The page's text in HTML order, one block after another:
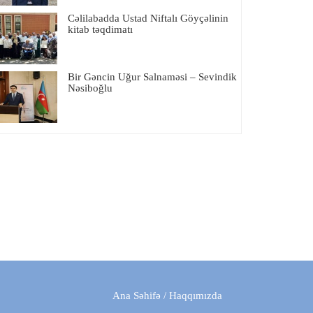
Cəlilabadda Ustad Niftalı Göyçəlinin
kitab təqdimatı
Bir Gəncin Uğur Salnaməsi – Sevindik
Nəsiboğlu
Ana Səhifə / Haqqımızda